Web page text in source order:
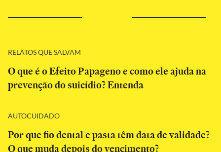
RELATOS QUE SALVAM
O que é o Efeito Papageno e como ele ajuda na
prevenção do suicídio? Entenda
AUTOCUIDADO
Por que fio dental e pasta têm data de validade?
O que muda depois do vencimento?